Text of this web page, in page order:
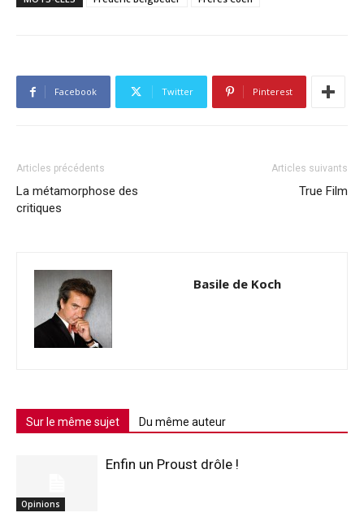
Facebook Twitter Pinterest
Articles précédents
La métamorphose des
critiques
Articles suivants
True Film
Basile de Koch
Sur le même sujet Du même auteur
Opinions
Enfin un Proust drôle !